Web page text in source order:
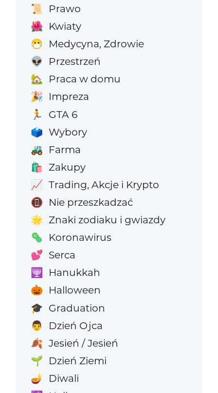
📜 Prawo
🌺 Kwiaty
😷 Medycyna, Zdrowie
👽 Przestrzeń
🏡 Praca w domu
🎉 Impreza
🏃 GTA 6
🗳️ Wybory
🚜 Farma
🛍️ Zakupy
📈 Trading, Akcje i Krypto
📵 Nie przeszkadzać
🌟 Znaki zodiaku i gwiazdy
🦠 Koronawirus
💕 Serca
🕎 Hanukkah
🎃 Halloween
🎓 Graduation
👨 Dzień Ojca
🍂 Jesień / Jesień
🌱 Dzień Ziemi
🪔 Diwali